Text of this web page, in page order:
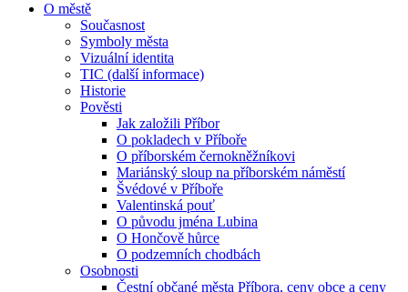
O městě
Současnost
Symboly města
Vizuální identita
TIC (další informace)
Historie
Pověsti
Jak založili Příbor
O pokladech v Příboře
O příborském černokněžníkovi
Mariánský sloup na příborském náměstí
Švédové v Příboře
Valentinská pouť
O původu jména Lubina
O Hončově hůrce
O podzemních chodbách
Osobnosti
Čestní občané města Příbora, ceny obce a ceny